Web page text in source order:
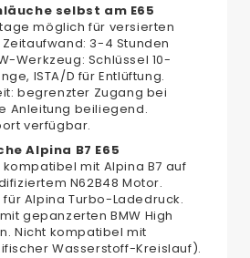
selbst am E65
möglich für versierten
3-4 Stunden
Werkzeug: Schlüssel 10-
ISTA/D für Entlüftung.
begrenzter Zugang bei
Anleitung beiliegend.
verfügbar.
Alpina B7 E65
kompatibel mit Alpina B7 auf
N62B48 Motor.
für Alpina Turbo-Ladedruck.
gepanzerten BMW High
Nicht kompatibel mit
Wasserstoff-Kreislauf).